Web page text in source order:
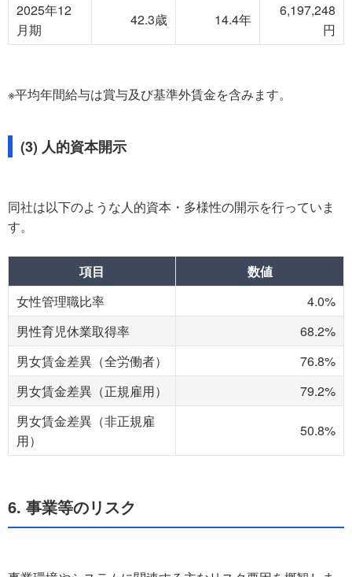
2025年12
月期
42.3歳 14.4年
6,197,248
円
※平均年間給与は賞与及び基準外賃金を含みます。
(3) 人的資本開示
同社は以下のような人的資本・多様性の開示を行っていま
す。
項目
数値
女性管理職比率
4.0%
男性育児休業取得率
68.2%
男女賃金差異（全労働者）
76.8%
男女賃金差異（正規雇用）
79.2%
男女賃金差異（非正規雇
用）
50.8%
6. 事業等のリスク